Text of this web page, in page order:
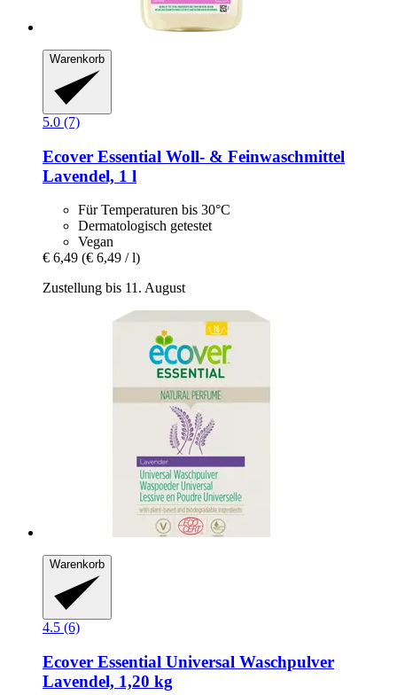
Warenkorb
5.0 (7)
Ecover Essential Woll-​ & Feinwaschmittel
Lavendel, 1 l
Für Temperaturen bis 30°C
Dermatologisch getestet
Vegan
€ 6,49 (€ 6,49 / l)
Zustellung bis 11. August
Warenkorb
4.5 (6)
Ecover Essential Universal Waschpulver
Lavendel, 1,20 kg